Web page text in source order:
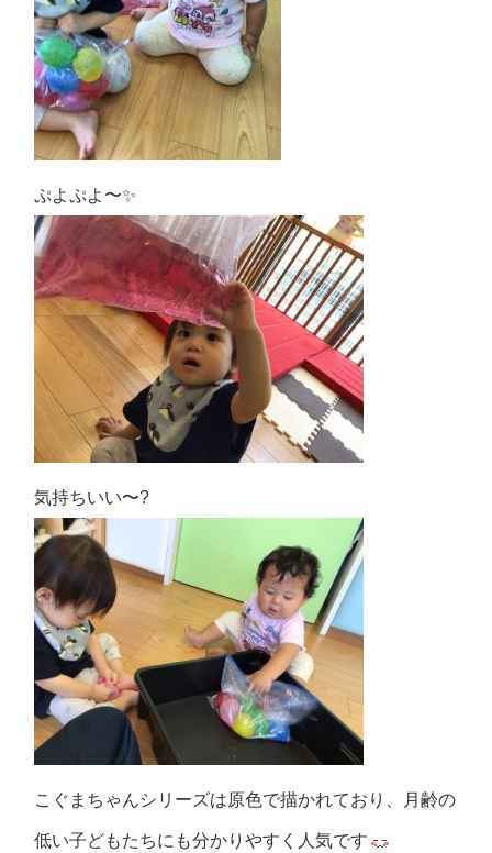
ぷよぷよ〜✨
気持ちいい〜?
こぐまちゃんシリーズは原色で描かれており、月齢の
低い子どもたちにも分かりやすく人気です